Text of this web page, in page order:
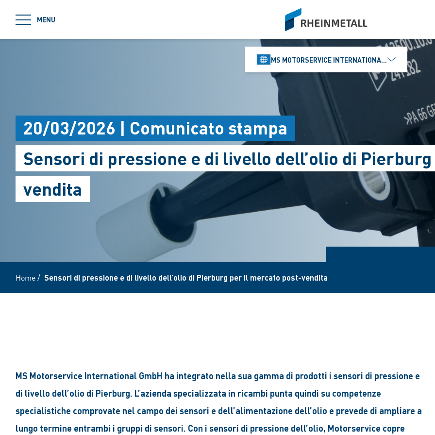
MENU
siteLogo
MS MOTORSERVICE INTERNATIONAL GMBH
20/03/2026 | Comunicato stampa
Sensori di pressione e di livello dell’olio di
vendita
Home/ Sensori di pressione e di livello dell’olio di Pierburg per il mercato post-vendita
MS Motorservice International GmbH ha integrato nella sua gamma di prodotti i sensori di pressione e
di livello dell’olio di Pierburg. L’azienda specializzata in ricambi punta quindi su competenze
specialistiche comprovate nel campo dei sensori e dell’alimentazione dell’olio e prevede di ampliare a
lungo termine entrambi i gruppi di sensori. Con i sensori di pressione dell’olio, Motorservice copre